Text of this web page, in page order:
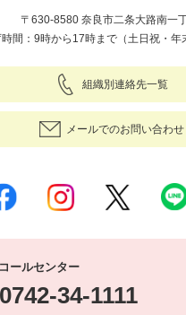
〒630-8580 奈良市二条大路南一
時間：9時から17時まで（土日祝・年
組織別連絡先一覧
メールでのお問い合わせ
ールセンター
0742-34-1111